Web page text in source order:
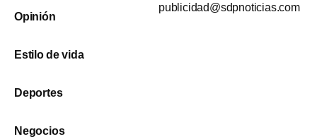
Opinión
Estilo de vida
Deportes
Negocios
publicidad@sdpnoticias.com